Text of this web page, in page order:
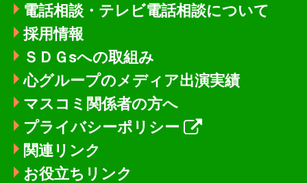
電話相談・テレビ電話相談について
採用情報
ＳＤＧsへの取組み
心グループのメディア出演実績
マスコミ関係者の方へ
プライバシーポリシー
関連リンク
お役立ちリンク